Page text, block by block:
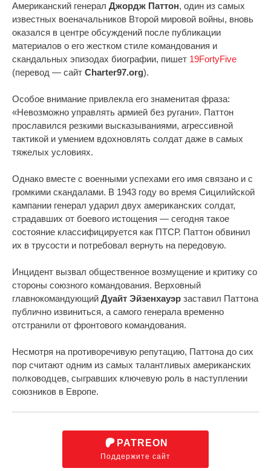
Американский генерал Джордж Паттон, один из самых
известных военачальников Второй мировой войны, вновь
оказался в центре обсуждений после публикации
материалов о его жестком стиле командования и
скандальных эпизодах биографии, пишет 19FortyFive
(перевод — сайт Charter97.org).
Особое внимание привлекла его знаменитая фраза:
«Невозможно управлять армией без ругани». Паттон
прославился резкими высказываниями, агрессивной
тактикой и умением вдохновлять солдат даже в самых
тяжелых условиях.
Однако вместе с военными успехами его имя связано и с
громкими скандалами. В 1943 году во время Сицилийской
кампании генерал ударил двух американских солдат,
страдавших от боевого истощения — сегодня такое
состояние классифицируется как ПТСР. Паттон обвинил
их в трусости и потребовал вернуть на передовую.
Инцидент вызвал общественное возмущение и критику со
стороны союзного командования. Верховный
главнокомандующий Дуайт Эйзенхауэр заставил Паттона
публично извиниться, а самого генерала временно
отстранили от фронтового командования.
Несмотря на противоречивую репутацию, Паттона до сих
пор считают одним из самых талантливых американских
полководцев, сыгравших ключевую роль в наступлении
союзников в Европе.
PATREON
Поддержите сайт